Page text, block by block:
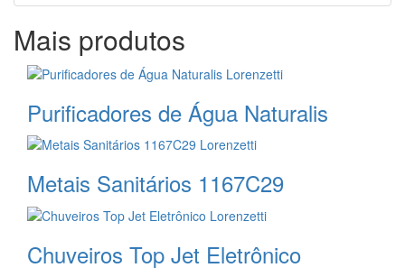
Mais produtos
Purificadores de Água Naturalis
Metais Sanitários 1167C29
Chuveiros Top Jet Eletrônico